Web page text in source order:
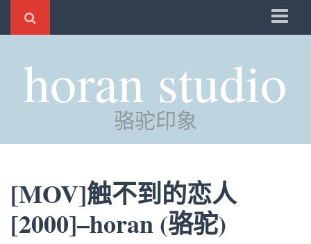
时光
评分
管理
horan studio
骆驼印象
[MOV]触不到的恋人
[2000]–horan (骆驼)